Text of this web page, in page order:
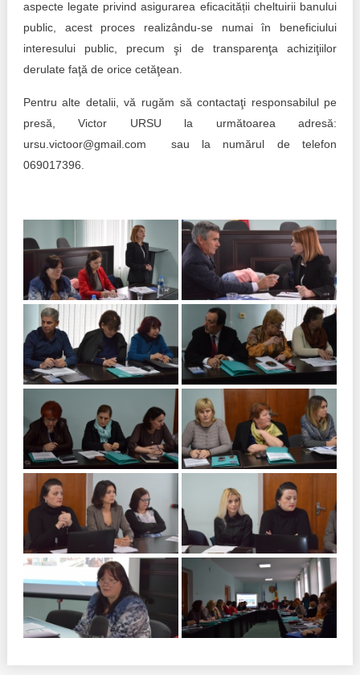
aspecte legate privind asigurarea eficacității cheltuirii banului
public, acest proces realizându-se numai în beneficiului
interesului public, precum şi de transparenţa achiziţiilor
derulate faţă de orice cetăţean.
Pentru alte detalii, vă rugăm să contactaţi responsabilul pe
presă, Victor URSU la următoarea adresă:
ursu.victoor@gmail.com sau la numărul de telefon
069017396.